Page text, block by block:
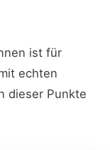
ist für
echten
dieser Punkte